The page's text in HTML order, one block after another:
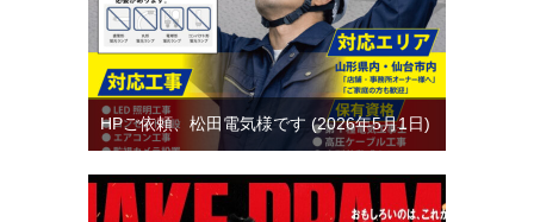
HPご依頼、松田電気様です 2026年5月1日